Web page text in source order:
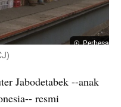
Perbesar
Jabodetabek --anak
resmi